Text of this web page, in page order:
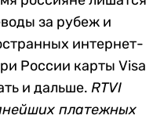
за рубеж и
интернет-
России карты Visa
и дальше. RTVI
платежных